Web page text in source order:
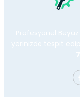
Profesyonel Beyaz
yerinizde tespit